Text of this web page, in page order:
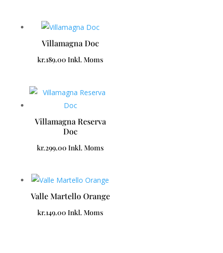
Villamagna Doc
kr.189.00 Inkl. Moms
Villamagna Reserva
Doc
kr.299.00 Inkl. Moms
Valle Martello Orange
kr.149.00 Inkl. Moms